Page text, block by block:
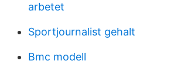
arbetet
Sportjournalist gehalt
Bmc modell